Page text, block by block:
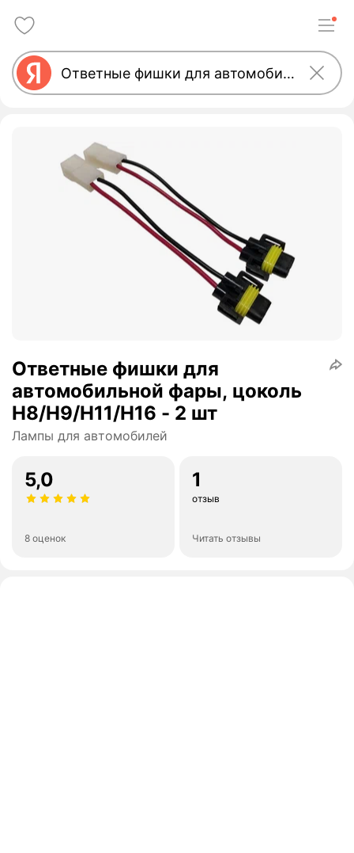
Ответные фишки для
автомобильной фары, цоколь
H8/H9/H11/H16 - 2 шт
Лампы для автомобилей
5,0
8 оценок
1
отзыв
Читать отзывы